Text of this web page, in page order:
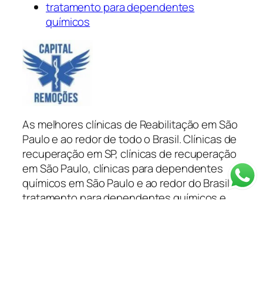
tratamento para dependentes
químicos
As melhores clínicas de Reabilitação em São
Paulo e ao redor de todo o Brasil. Clínicas de
recuperação em SP, clínicas de recuperação
em São Paulo, clínicas para dependentes
químicos em São Paulo e ao redor do Brasil
tratamento para dependentes químicos e